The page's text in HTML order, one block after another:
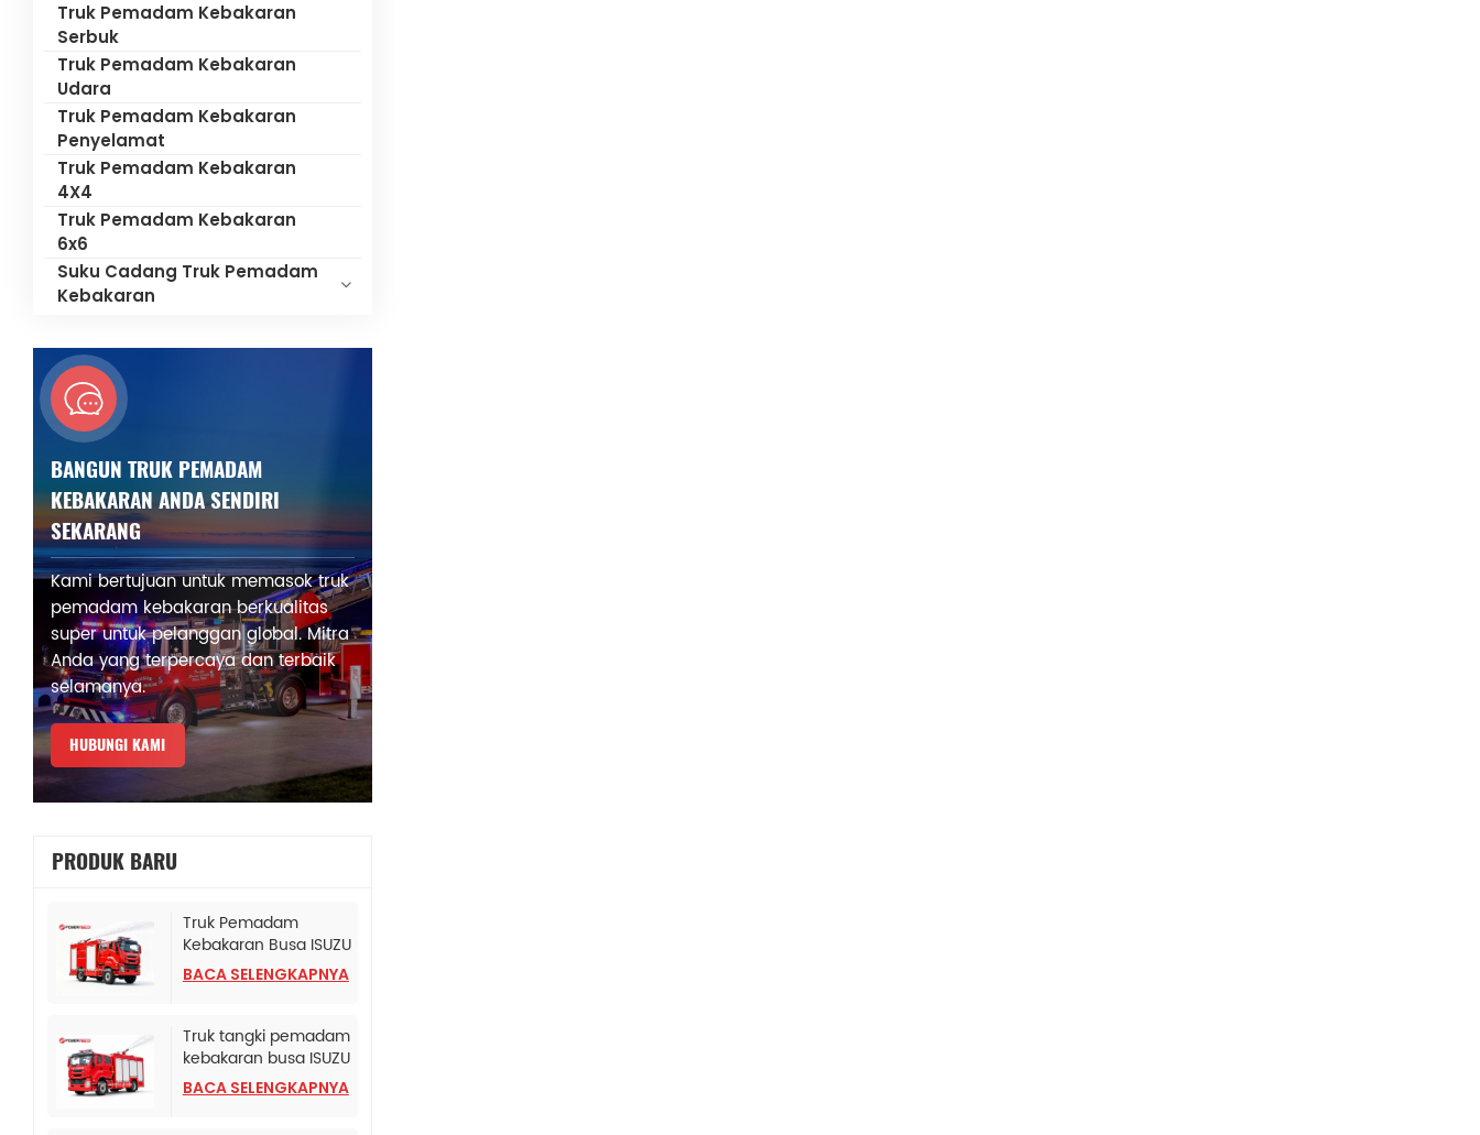
Truk Pemadam Kebakaran
Serbuk
Truk Pemadam Kebakaran
Udara
Truk Pemadam Kebakaran
Penyelamat
Truk Pemadam Kebakaran
4X4
Truk Pemadam Kebakaran
6x6
Suku Cadang Truk Pemadam
Kebakaran
BANGUN TRUK PEMADAM
KEBAKARAN ANDA SENDIRI
SEKARANG
Kami bertujuan untuk memasok truk
pemadam kebakaran berkualitas
super untuk pelanggan global. Mitra
Anda yang terpercaya dan terbaik
selamanya.
HUBUNGI KAMI
PRODUK BARU
Truk Pemadam
Kebakaran Busa ISUZU
4X4 untuk biro polisi
BACA SELENGKAPNYA
Truk tangki pemadam
kebakaran busa ISUZU
Albania
BACA SELENGKAPNYA